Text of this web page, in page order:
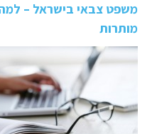
משפט צבאי בישראל – למה
מותרות